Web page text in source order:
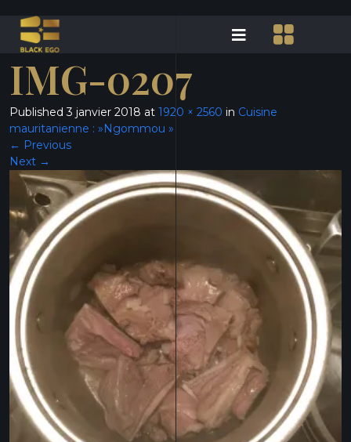
IMG-0207
Published3 janvier 2018 at 1920 × 2560 in Cuisine
mauritanienne : »Ngommou »
← Previous
Next →